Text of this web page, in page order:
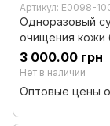
Артикул: E0098-
Одноразовый
очищения кожи
3 000.00 грн
Нет в наличии
Оптовые цены